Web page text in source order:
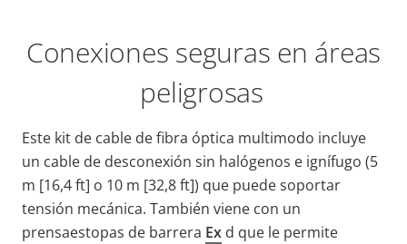
Conexiones seguras en áreas
peligrosas
Este kit de cable de fibra óptica multimodo incluye
un cable de desconexión sin halógenos e ignífugo (5
m [16,4 ft] o 10 m [32,8ft]) que puede soportar
tensión mecánica. También viene con un
prensaestopas de barrera Ex d que le permite